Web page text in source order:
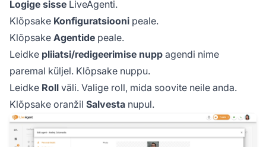
Logige sisse LiveAgenti.
Klõpsake Konfiguratsiooni peale.
Klõpsake Agentide peale.
Leidke pliiatsi/redigeerimise nupp agendi nime
paremal küljel. Klõpsake nuppu.
Leidke Roll väli. Valige roll, mida soovite neile anda.
Klõpsake oranžil Salvesta nupul.